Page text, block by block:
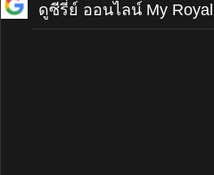
ดูซีรี่ย์ ออนไลน์ My